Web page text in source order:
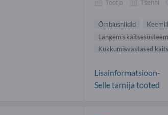
Tootja Tšehhi
Õmblusniidid
Kukkumisvastased
Lisainformatsioon-
Selle tarnija tooted